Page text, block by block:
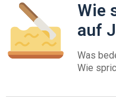
Wie
auf
Was
Wie